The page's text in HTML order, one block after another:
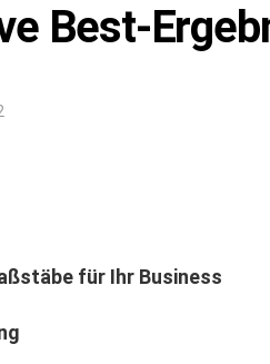
Best-
für Ihr Business